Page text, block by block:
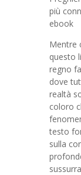
più
ebook
Mentre
questo
regno
dove
realtà
coloro
testo
sulla